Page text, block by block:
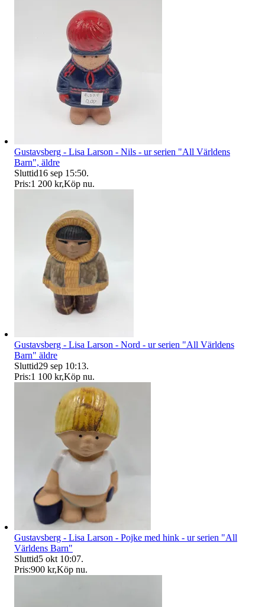
Gustavsberg - Lisa Larson - Nils - ur serien "All Världens
Barn", äldre
Sluttid16 sep 15:50.
Pris:1 200 kr,Köp nu.
Gustavsberg - Lisa Larson - Nord - ur serien "All Världens
Barn" äldre
Sluttid29 sep 10:13.
Pris:1 100 kr,Köp nu.
Gustavsberg - Lisa Larson - Pojke med hink - ur serien "All
Världens Barn"
Sluttid5 okt 10:07.
Pris:900 kr,Köp nu.